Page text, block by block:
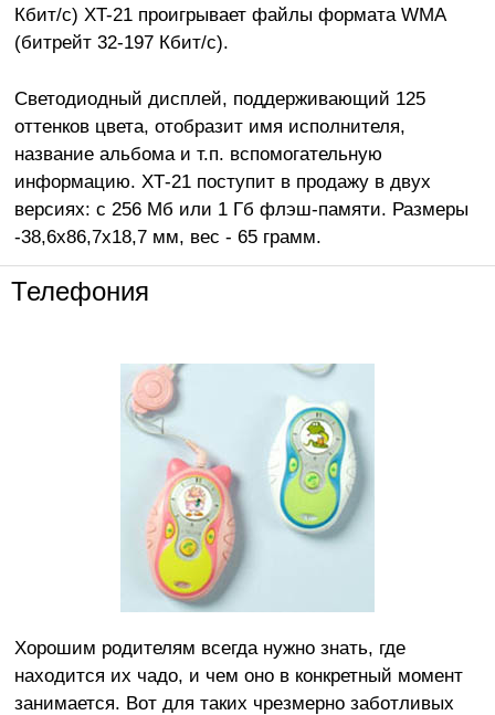
Кбит/с) XT-21 проигрывает файлы формата WMA
(битрейт 32-197 Кбит/с).
Светодиодный дисплей, поддерживающий 125
оттенков цвета, отобразит имя исполнителя,
название альбома и т.п. вспомогательную
информацию. ХТ-21 поступит в продажу в двух
версиях: с 256 Мб или 1 Гб флэш-памяти. Размеры
-38,6x86,7x18,7 мм, вес - 65 грамм.
Телефония
Хорошим родителям всегда нужно знать, где
находится их чадо, и чем оно в конкретный момент
занимается. Вот для таких чрезмерно заботливых